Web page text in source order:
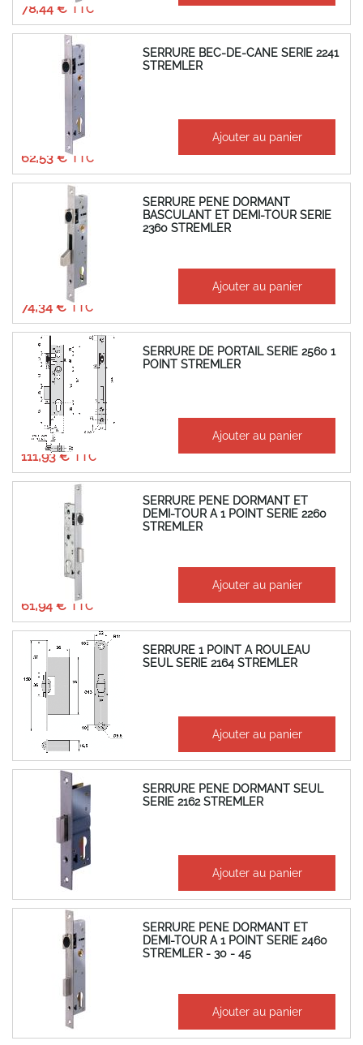
78,44 €
SERRURE BEC-DE-CANE SERIE 2241
STREMLER
62,53 €
Ajouter au panier
SERRURE PENE DORMANT
BASCULANT ET DEMI-TOUR SERIE
2360 STREMLER
74,34 €
Ajouter au panier
SERRURE DE PORTAIL SERIE 2560 1
POINT STREMLER
À partir de
111,93 €
93,27 € Ajouter au panier
SERRURE PENE DORMANT ET
DEMI-TOUR A 1 POINT SERIE 2260
STREMLER
À partir de
61,94 €
Ajouter au panier
SERRURE 1 POINT A ROULEAU
SEUL SERIE 2164 STREMLER
61,91 €
51,59 € Ajouter au panier
SERRURE PENE DORMANT SEUL
SERIE 2162 STREMLER
51,05 €
42,54 € Ajouter au panier
SERRURE PENE DORMANT ET
DEMI-TOUR A 1 POINT SERIE 2460
STREMLER - 30 - 45
55,58 €
Ajouter au panier